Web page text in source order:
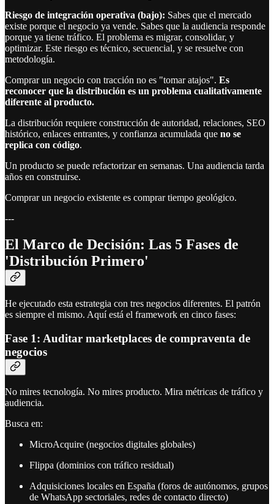
Riesgo de integración operativa (bajo): Sabes que el mercado
existe porque el negocio ya vende. Sabes que la audiencia responde
porque ya tiene tráfico. El problema es migrar, consolidar, y
optimizar. Este riesgo es técnico, secuencial, y se resuelve con
metodología.
Comprar un negocio con tracción no es "tomar atajos". Es
reconocer que la distribución es un problema cualitativamente
diferente al producto.
La distribución requiere construcción de autoridad, relaciones, SEO
histórico, enlaces entrantes, y confianza acumulada que no se
replica con código.
Un producto se puede refactorizar en semanas. Una audiencia tarda
años en construirse.
Comprar un negocio existente es comprar tiempo geológico.
---
El Marco de Decisión: Las 5 Fases de
'Distribución Primero'
He ejecutado esta estrategia con tres negocios diferentes. El patrón
es siempre el mismo. Aquí está el framework en cinco fases:
Fase 1: Auditar marketplaces de compraventa de
negocios
No mires tecnología. No mires producto. Mira métricas de tráfico y
audiencia.
Busca en:
MicroAcquire (negocios digitales globales)
Flippa (dominios con tráfico residual)
Adquisiciones locales en España (foros de autónomos, grupos
de WhatsApp sectoriales, redes de contacto directo)